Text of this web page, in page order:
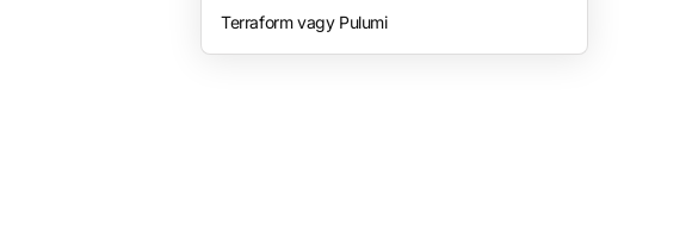
Terraform vagy Pulumi